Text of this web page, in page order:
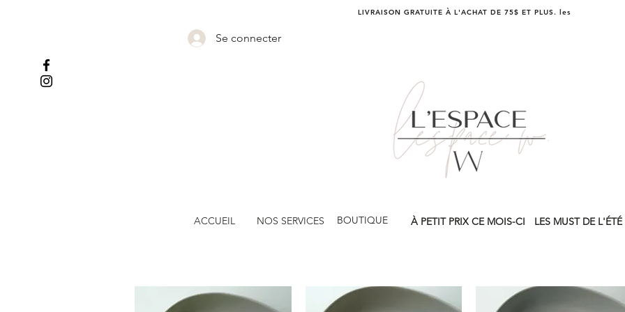
LIVRAISON GRATUITE À L'ACHAT DE 75$ ET PLUS. les
Se connecter
BOUTIQUE
NOS SERVICES
ACCUEIL LES MUST DE L'ÉTÉ
À PETIT PRIX CE MOIS-CI